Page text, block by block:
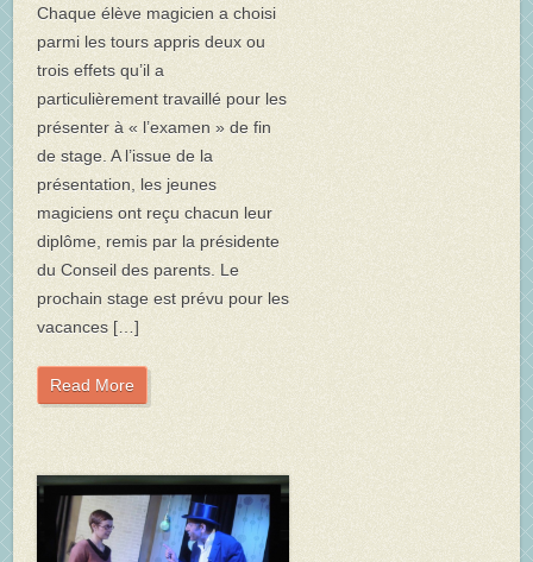
Chaque élève magicien a choisi
parmi les tours appris deux ou
trois effets qu’il a
particulièrement travaillé pour les
présenter à « l’examen » de fin
de stage. A l’issue de la
présentation, les jeunes
magiciens ont reçu chacun leur
diplôme, remis par la présidente
du Conseil des parents. Le
prochain stage est prévu pour les
vacances […]
Read More